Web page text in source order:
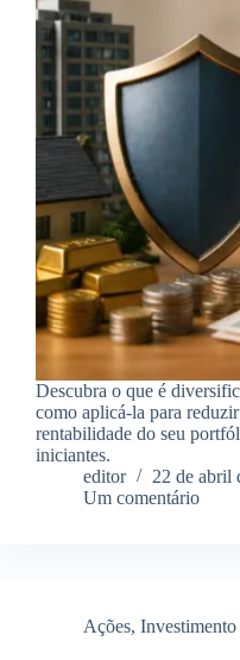
Descubra o que é
como aplicá-la para
rentabilidade do seu
iniciantes.
editor
22 de abril
Um comentário
Ações, Investimento